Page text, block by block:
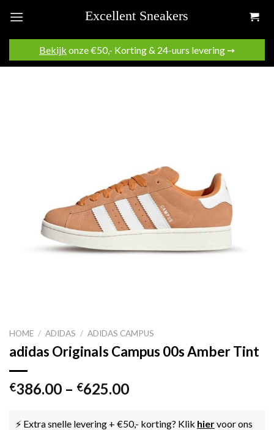
content
Bekijk onze €50,- Korting & 24-uurs levering ➙
HOME / ADIDAS / ADIDAS CAMPUS
adidas Originals Campus 00s Amber Tint
€386.00 – €625.00
⚡ Extra snelle levering + €50,- korting? Klik hiervoor ons